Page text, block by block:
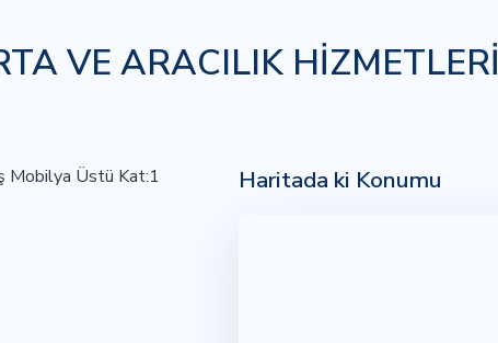
VE ARACILIK HİZMETLERİ
Mobilya Üstü Kat:1
Haritada ki Konumu